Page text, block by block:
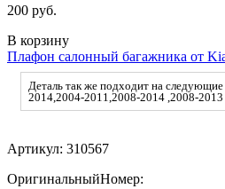
200 руб.
В корзину
Плафон салонный багажника от
Деталь так же подходит на
2014,2004-2011,2008-2014 ,2008-2013
Артикул: 310567
ОригинальныйНомер: